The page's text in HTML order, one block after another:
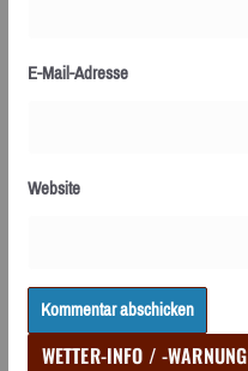
E-Mail-Adresse
Website
WETTER-INFO / -WARNUNG